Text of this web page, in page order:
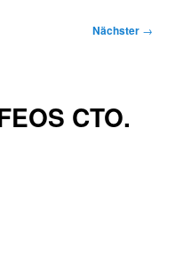
Nächster →
CTO.